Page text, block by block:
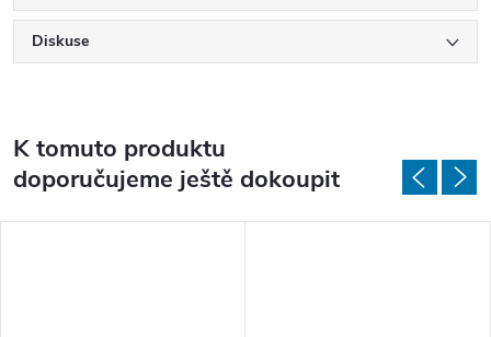
Diskuse
K tomuto produktu
doporučujeme ještě dokoupit